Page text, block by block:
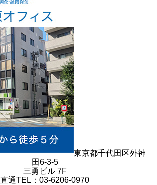
東京都千代田区外神
田6-3-5
三勇ビル 7F
直通TEL：03-6206-0970